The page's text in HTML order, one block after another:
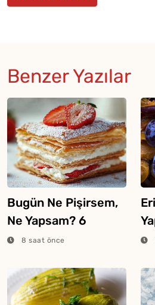
Benzer Yazılar
Bugün Ne Pişirsem,
Ne Yapsam? 6
Ağustos 2026
8 saat önce